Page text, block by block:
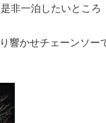
非一泊したいところ
響かせチェーンソー